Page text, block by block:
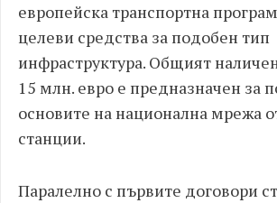
европейска транспортна
целеви средства за подобен тип
инфраструктура. Общият
15 млн. евро е предназначен за
основите на национална мрежа
станции.
Паралелно с първите договори